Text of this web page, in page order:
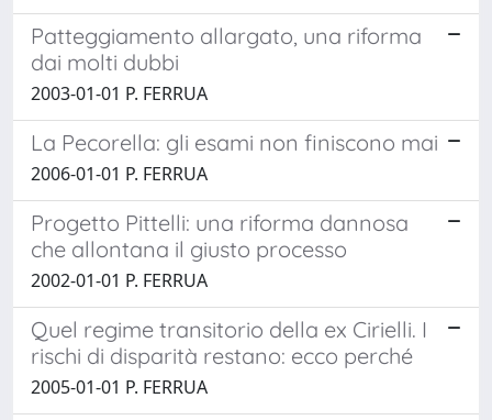
Patteggiamento allargato, una riforma
dai molti dubbi
2003-01-01 P. FERRUA
La Pecorella: gli esami non finiscono mai
2006-01-01 P. FERRUA
Progetto Pittelli: una riforma dannosa
che allontana il giusto processo
2002-01-01 P. FERRUA
Quel regime transitorio della ex Cirielli. I
rischi di disparità restano: ecco perché
2005-01-01 P. FERRUA